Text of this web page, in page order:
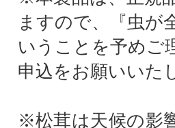
ますので、『虫が
いうことを予めご
申込をお願いいた
※松茸は天候の影